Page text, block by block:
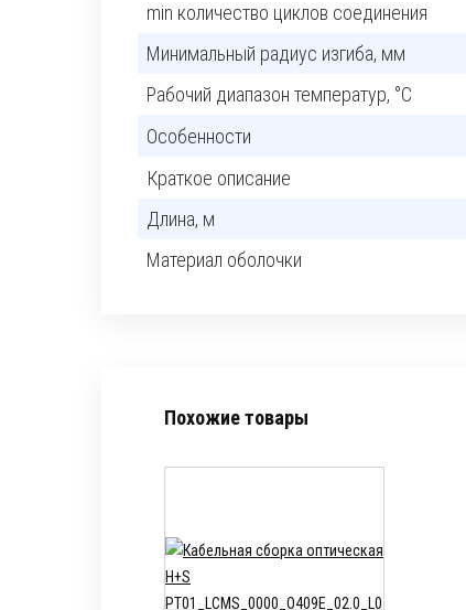
min количество циклов соединения
Минимальный радиус изгиба, мм
Рабочий диапазон температур, °C
Особенности
Краткое описание
Длина, м
Материал оболочки
Похожие товары